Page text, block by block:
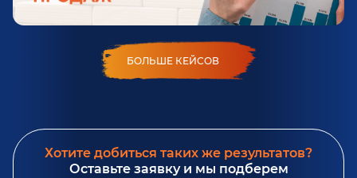
БОЛЬШЕ КЕЙСОВ
Хотите добиться таких же результатов?
Оставьте заявку и мы подберем